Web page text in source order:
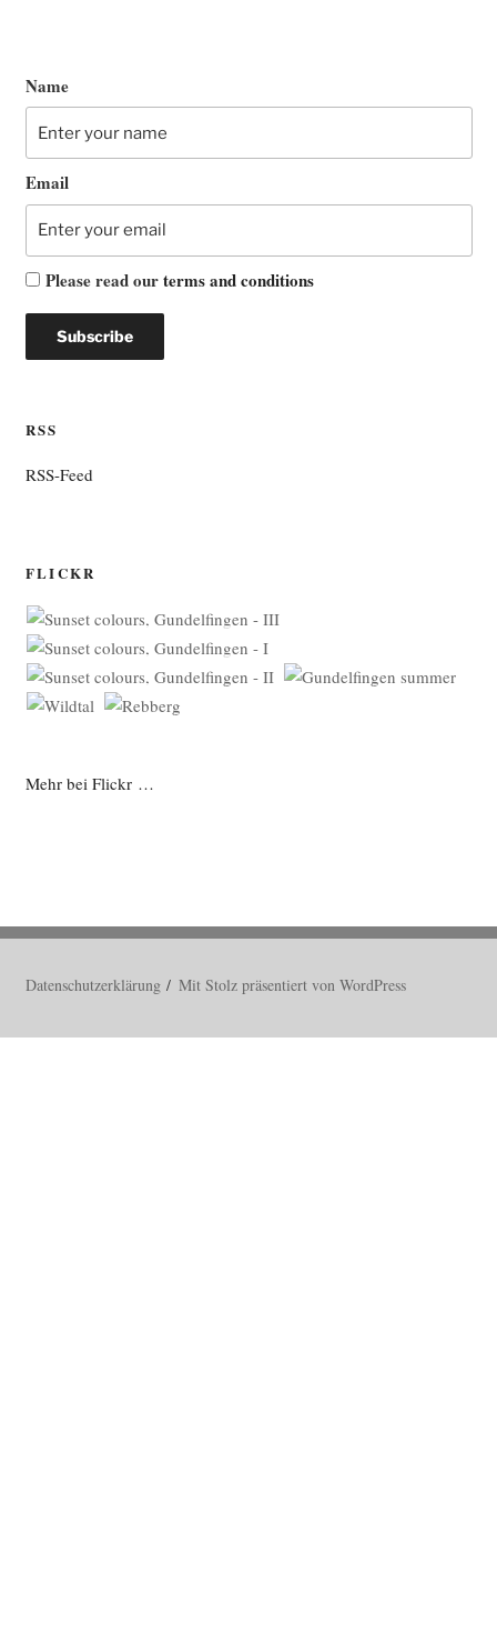
Name
Email
Please read ourterms and conditions
RSS
RSS-Feed
FLICKR
Mehr bei Flickr …
Datenschutzerklärung Mit Stolz präsentiert von WordPress